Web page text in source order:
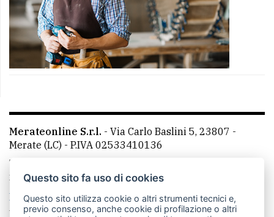
Merateonline S.r.l. - Via Carlo Baslini 5, 23807 -
Merate (LC) - P.IVA 02533410136
Telefono:
mail: redazione@merateonline.it
La redazione
CasateOnline LeccoOnline
RSS
Made by VIP
Questo sito fa uso di cookies
Questo sito utilizza cookie o altri strumenti tecnici e,
previo consenso, anche cookie di profilazione o altri